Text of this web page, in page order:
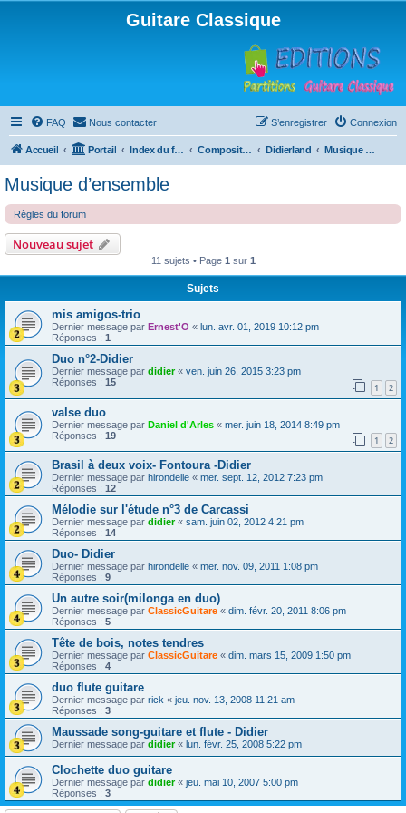
Guitare Classique
FAQ Nous contacter Connexion
S’enregistrer
Accueil Portail Index du forum Compositions Didierland Musique d’ensemble
Musique d’ensemble
Règles du forum
Nouveau sujet
11 sujets • Page 1 sur 1
Sujets
mis amigos-trio
Dernier message par Ernest'O « lun. avr. 01, 2019 10:12 pm
Réponses : 1
Duo n°2-Didier
Dernier message par didier« ven. juin 26, 2015 3:23 pm
Réponses : 15 1 2
valse duo
Dernier message par Daniel d'Arles « mer. juin 18, 2014 8:49 pm
Réponses : 19 1 2
Brasil à deux voix- Fontoura -Didier
Dernier message par hirondelle « mer. sept. 12, 2012 7:23 pm
Réponses : 12
Mélodie sur l'étude n°3 de Carcassi
Dernier message par didier« sam. juin 02, 2012 4:21 pm
Réponses : 14
Duo- Didier
Dernier message par hirondelle « mer. nov. 09, 2011 1:08 pm
Réponses : 9
Un autre soir(milonga en duo)
Dernier message par ClassicGuitare « dim. févr. 20, 2011 8:06 pm
Réponses : 5
Tête de bois, notes tendres
Dernier message par ClassicGuitare « dim. mars 15, 2009 1:50 pm
Réponses : 4
duo flute guitare
Dernier message par rick « jeu. nov. 13, 2008 11:21 am
Réponses : 3
Maussade song-guitare et flute - Didier
Dernier message par didier« lun. févr. 25, 2008 5:22 pm
Clochette duo guitare
Dernier message par didier« jeu. mai 10, 2007 5:00 pm
Réponses : 3